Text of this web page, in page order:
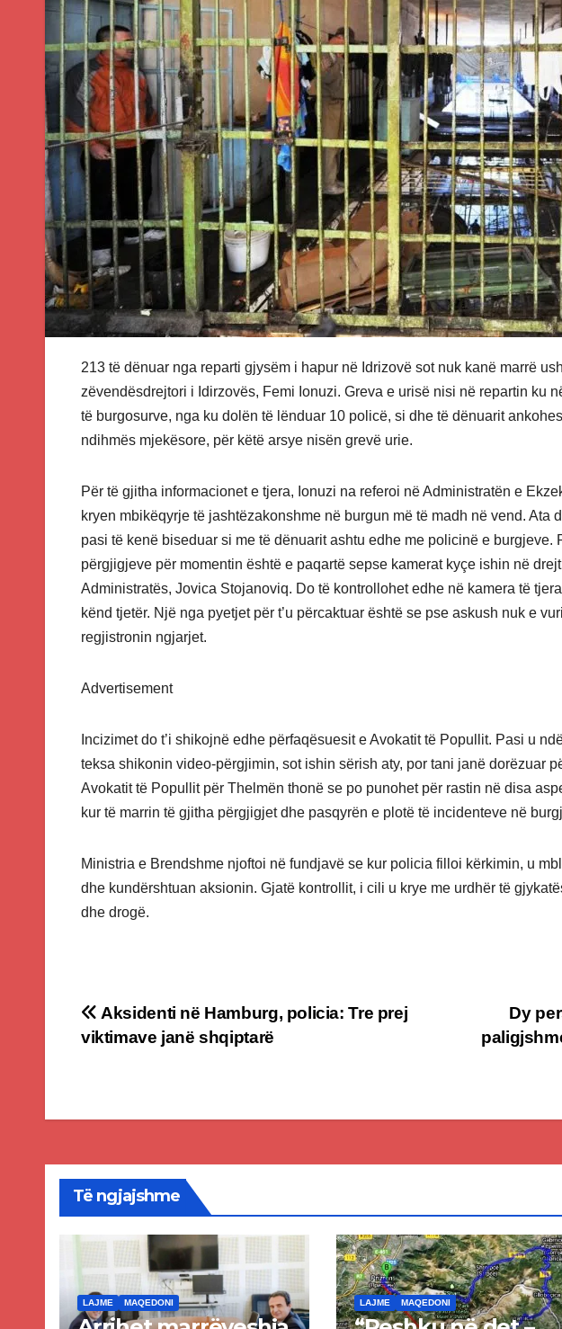
213 të dënuar nga reparti gjysëm i hapur në Idrizovë sot nuk kanë marrë
zëvendësdrejtori i Idirzovës, Femi Ionuzi. Greva e urisë nisi në repartin ku
të burgosurve, nga ku dolën të lënduar 10 policë, si dhe të dënuarit
ndihmës mjekësore, për këtë arsye nisën grevë urie.
Për të gjitha informacionet e tjera, Ionuzi na referoi në Administratën e
kryen mbikëqyrje të jashtëzakonshme në burgun më të madh në vend. Ata
pasi të kenë biseduar si me të dënuarit ashtu edhe me policinë e burgjeve.
përgjigjeve për momentin është e paqartë sepse kamerat kyçe ishin në
Administratës, Jovica Stojanoviq. Do të kontrollohet edhe në kamera të
kënd tjetër. Një nga pyetjet për t’u përcaktuar është se pse askush nuk e
regjistronin ngjarjet.
Advertisement
Incizimet do t’i shikojnë edhe përfaqësuesit e Avokatit të Popullit. Pasi u
teksa shikonin video-përgjimin, sot ishin sërish aty, por tani janë dorëzuar
Avokatit të Popullit për Thelmën thonë se po punohet për rastin në disa
kur të marrin të gjitha përgjigjet dhe pasqyrën e plotë të incidenteve në
Ministria e Brendshme njoftoi në fundjavë se kur policia filloi kërkimin, u
dhe kundërshtuan aksionin. Gjatë kontrollit, i cili u krye me urdhër të
dhe drogë.
Post
navigation
Dy
Aksidenti në Hamburg, policia: Tre prej
viktimave janë shqiptarë
Të ngjajshme
LAJME MAQEDONI LAJME MAQEDONI